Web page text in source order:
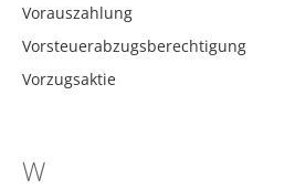
Vorauszahlung
Vorsteuerabzugsberechtigung
Vorzugsaktie
W